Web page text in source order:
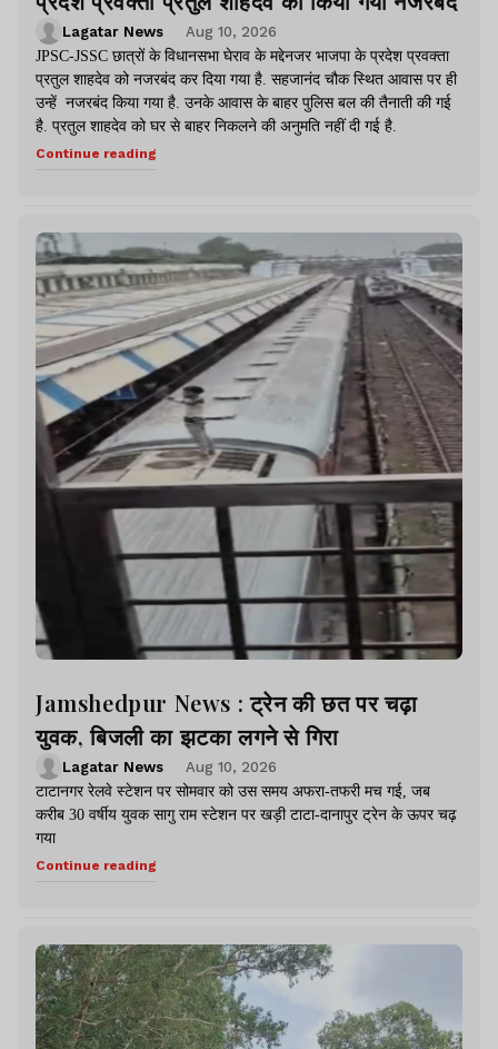
Lagatar News
Aug 10, 2026
JPSC-JSSC छात्रों के विधानसभा घेराव के मद्देनजर भाजपा के प्रदेश प्रवक्ता
प्रतुल शाहदेव को नजरबंद कर दिया गया है. सहजानंद चौक स्थित आवास पर ही
उन्हें नजरबंद किया गया है. उनके आवास के बाहर पुलिस बल की तैनाती की गई
है. प्रतुल शाहदेव को घर से बाहर निकलने की अनुमति नहीं दी गई है.
Continue reading
Jamshedpur News : ट्रेन की छत पर चढ़ा
युवक, बिजली का झटका लगने से गिरा
Lagatar News
Aug 10, 2026
टाटानगर रेलवे स्टेशन पर सोमवार को उस समय अफरा-तफरी मच गई, जब
करीब 30 वर्षीय युवक सागु राम स्टेशन पर खड़ी टाटा-दानापुर ट्रेन के ऊपर चढ़
गया
Continue reading